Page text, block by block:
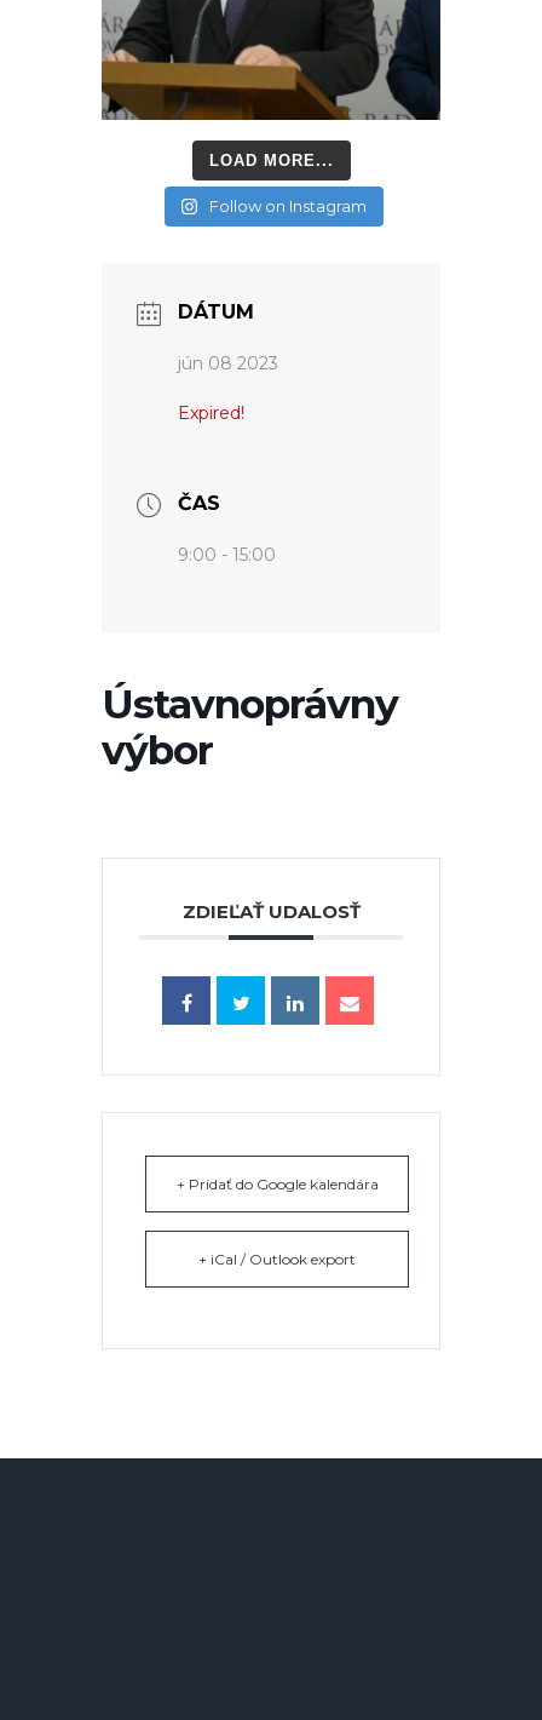
LOAD MORE...
Follow on Instagram
DÁTUM
jún 08 2023
Expired!
ČAS
9:00 - 15:00
Ústavnoprávny
výbor
ZDIEĽAŤ UDALOSŤ
+ Pridať do Google kalendára
+ iCal / Outlook export